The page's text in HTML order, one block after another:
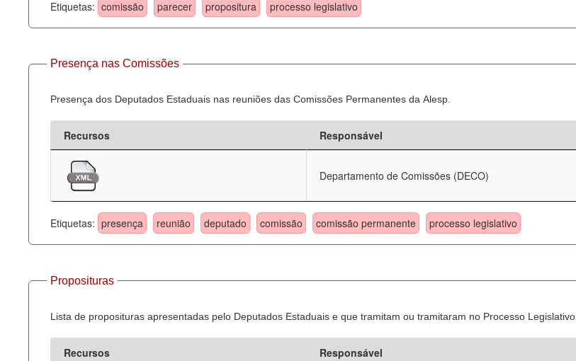
Etiquetas: comissão parecer propositura processo legislativo
Presença nas Comissões
Presença dos Deputados Estaduais nas reuniões das Comissões Permanentes da Alesp.
Recursos Responsável
Departamento de Comissões (DECO)
Etiquetas: presença reunião deputado comissão comissão permanente processo legislativo
Proposituras
Lista de proposituras apresentadas pelo Deputados Estaduais e que tramitam ou tramitaram no Processo Legislativo.
Recursos Responsável